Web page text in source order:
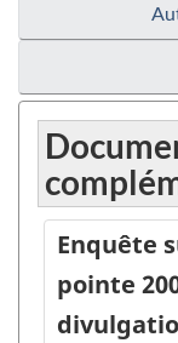
Enquête
pointe